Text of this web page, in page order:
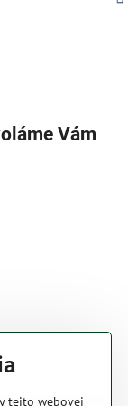
Vám
tejto webovej